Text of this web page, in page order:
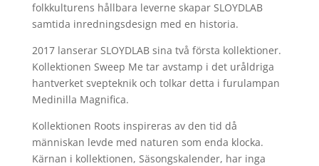
folkkulturens hållbara leverne skapar SLOYDLAB
samtida inredningsdesign med en historia.
2017 lanserar SLOYDLAB sina två första kollektioner.
Kollektionen Sweep Me tar avstamp i det uråldriga
hantverket svepteknik och tolkar detta i furulampan
Medinilla Magnifica.
Kollektionen Roots inspireras av den tid då
människan levde med naturen som enda klocka.
Kärnan i kollektionen, Säsongskalender, har inga